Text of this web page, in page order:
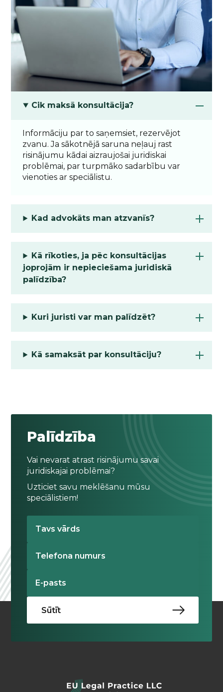
Cik maksā konsultācija?
Informāciju par to saņemsiet, rezervējot
zvanu. Ja sākotnējā saruna neļauj rast
risinājumu kādai aizraujošai juridiskai
problēmai, par turpmāko sadarbību var
vienoties ar speciālistu.
Kad advokāts man atzvanīs?
Kā rīkoties, ja pēc konsultācijas
joprojām ir nepieciešama juridiskā
palīdzība?
Kuri juristi var man palīdzēt?
Kā samaksāt par konsultāciju?
Palīdzība
Vai nevarat atrast risinājumu savai
juridiskajai problēmai?
Uzticiet savu meklēšanu mūsu
speciālistiem!